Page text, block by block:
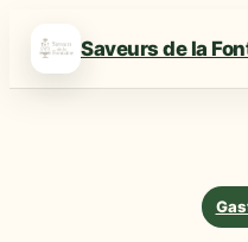
Saveurs de la